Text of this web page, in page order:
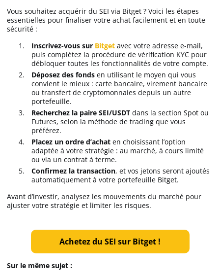
Vous souhaitez acquérir du SEI via Bitget ? Voici les étapes
essentielles pour finaliser votre achat facilement et en toute
sécurité :
Inscrivez-vous sur Bitget avec votre adresse e-mail,
puis complétez la procédure de vérification KYC pour
débloquer toutes les fonctionnalités de votre compte.
Déposez des fonds en utilisant le moyen qui vous
convient le mieux : carte bancaire, virement bancaire
ou transfert de cryptomonnaies depuis un autre
portefeuille.
Recherchez la paire SEI/USDT dans la section Spot ou
Futures, selon la méthode de trading que vous
préférez.
Placez un ordre d’achat en choisissant l’option
adaptée à votre stratégie : au marché, à cours limité
ou via un contrat à terme.
Confirmez la transaction, et vos jetons seront ajoutés
automatiquement à votre portefeuille Bitget.
Avant d’investir, analysez les mouvements du marché pour
ajuster votre stratégie et limiter les risques.
Achetez du SEI sur Bitget !
Sur le même sujet :